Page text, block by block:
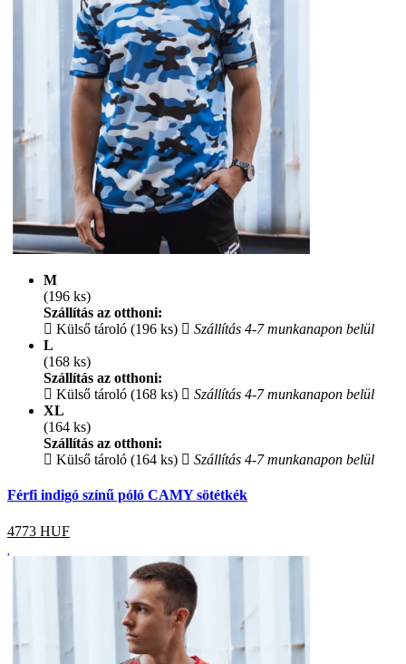
M
(196 ks)
Szállítás az otthoni:
Külső tároló (196 ks)
Szállítás 4-7 munkanapon belül
L
(168 ks)
Szállítás az otthoni:
Külső tároló (168 ks)
Szállítás 4-7 munkanapon belül
XL
(164 ks)
Szállítás az otthoni:
Külső tároló (164 ks)
Szállítás 4-7 munkanapon belül
Férfi indigó színű póló CAMY sötétkék
4773 HUF